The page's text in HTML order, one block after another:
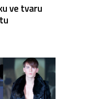
ve tvaru